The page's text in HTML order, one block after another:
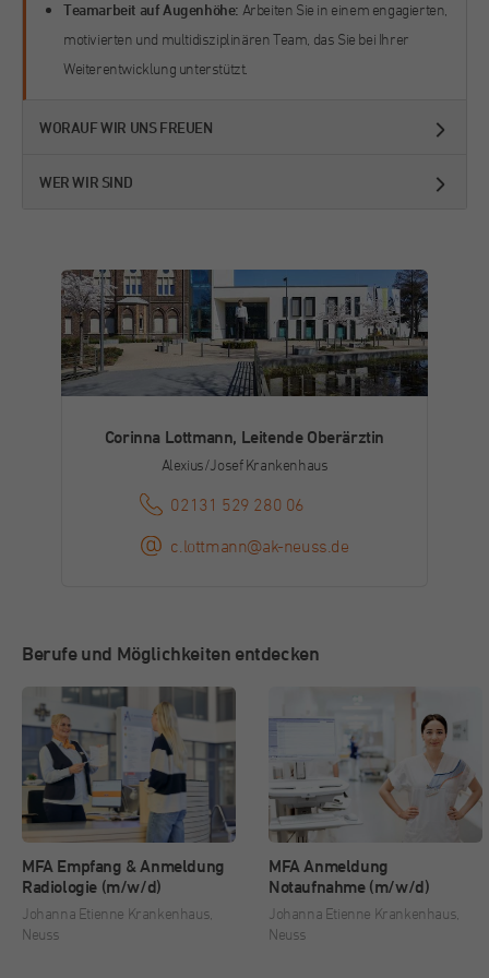
Teamarbeit auf Augenhöhe: Arbeiten Sie in einem engagierten,
motivierten und multidisziplinären Team, das Sie bei Ihrer
Weiterentwicklung unterstützt.
WORAUF WIR UNS FREUEN
WER WIR SIND
Corinna Lottmann, Leitende Oberärztin
Alexius/Josef Krankenhaus
02131 529 280 06
c.lottmann@ak-neuss.de
Berufe und Möglichkeiten entdecken
MFA Empfang & Anmeldung
Radiologie (m/w/d)
Johanna Etienne Krankenhaus,
Neuss
MFA Anmeldung
Notaufnahme (m/w/d)
Johanna Etienne Krankenhaus,
Neuss
Kurzlebige Cookies, die zur vorübergehenden
verwendet werden.
im Chat.
Name fr
Echtzeit-Gebote von Drittanbietern.
Name _fbp
3 Monate
Dieser Cookie wird von Facebook zu
Tracking verwendet.
Laufzeit 3 Monate
Zweck
Dieses Cookie wird von Google Adsense für
Versuche mit websiteübergreifender Werbung
gesetzt.
Name IDE